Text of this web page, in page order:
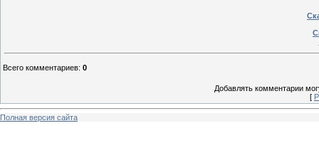
Всего комментариев: 0
Добавлять комментарии
[
Полная версия сайта